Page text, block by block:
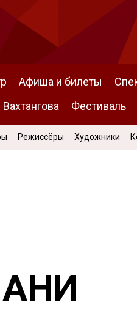
Афиша и билеты
Фестиваль
Режиссёры Художники